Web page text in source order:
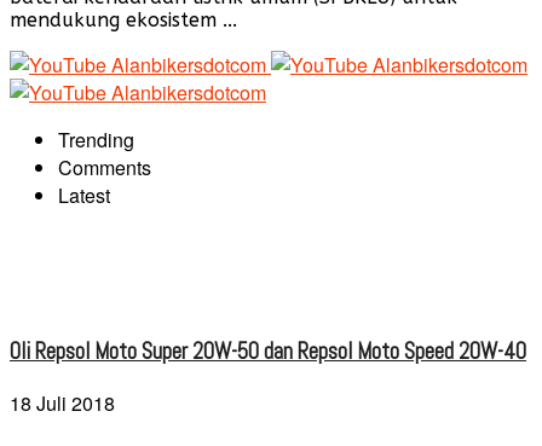
mendukung ekosistem ...
Trending
Comments
Latest
Oli Repsol Moto Super 20W-50 dan Repsol Moto Speed 20W-40
18 Juli 2018